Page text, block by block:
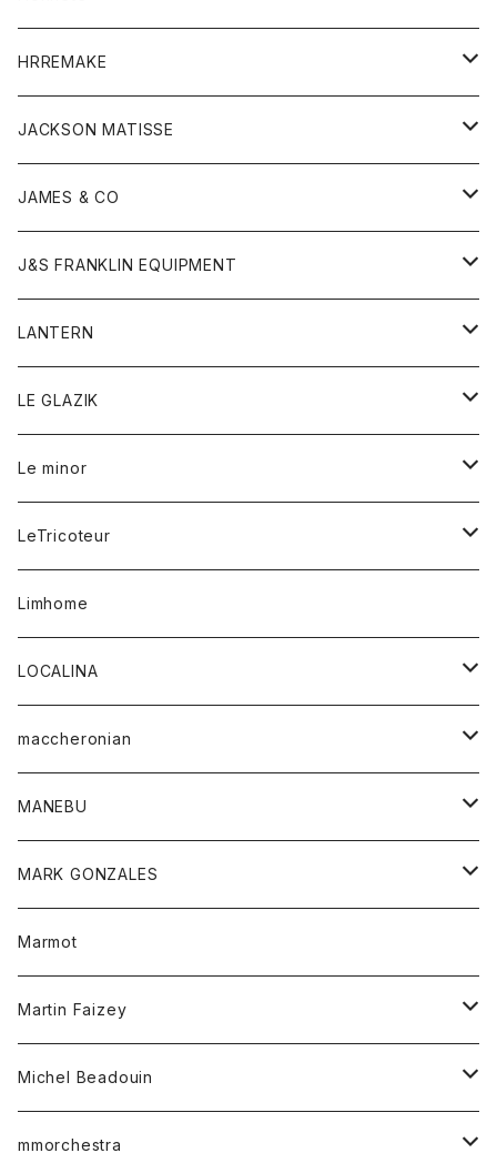
コート
フリース
ウォレット
ストール
マフラー
リング
キッズ
Tシャツ
グッズ
アンダーウェア
靴
バンダナ
トップス
カーディガン
ジャケット
タンクトップ
Tシャツ
ベスト
ポロシャツ
ロングスリーブTシャツ
ボトム
オーバーオール
ショートパンツ
レディース
アウター
カーディガン
セーター
チュニック
カーディガン
コート
キッズ
Tシャツ
ロンパース
グッズ
靴
ストール
トップス
カットソー
シャツ
ボトム
オーバーオール
ショートパンツ
レディース
オーバーオール
シャツ
ワンピース
ワンピース
ブラウス
ワンピース
HRREMAKE
バック
キッズ
トレーナー
トップス
Gジャケット
スウェット
帽子
JACKSON MATISSE
Tシャツ
帽子
JAMES & CO
ボトム
J&S FRANKLIN EQUIPMENT
アウター
LANTERN
アウター
Tシャツ
LE GLAZIK
レディース
コート
シャツ
ワンピース
Tシャツ
Le minor
ボトム
スカート
パンツ
レディース
アウター
カットソー
トップス
シャツ
LeTricoteur
カーディガン
Limhome
LOCALINA
ロングスリーブテーシャツ
maccheronian
靴
MANEBU
靴
MARK GONZALES
トップス
Tシャツ
Marmot
Martin Faizey
ベルト
Michel Beadouin
トップス
mmorchestra